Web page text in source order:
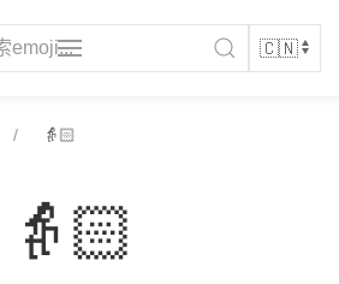
👵🏻
👵🏻